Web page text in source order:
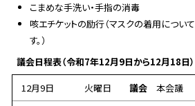
こまめな手洗い・手指の消毒
咳エチケットの励行（マスクの着用につい
す。）
議会日程表（令和7年12月9日から12月18日）
12月9日
火曜日 議会
本会議